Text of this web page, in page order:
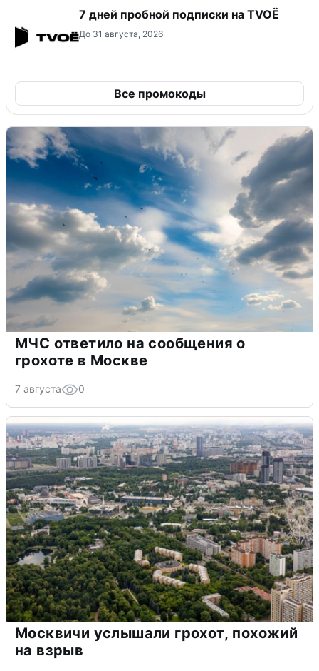
7 дней пробной подписки на TVOЁ
До 31 августа, 2026
Все промокоды
МЧС ответило на сообщения о
грохоте в Москве
7 августа 0
Москвичи услышали грохот, похожий
на взрыв